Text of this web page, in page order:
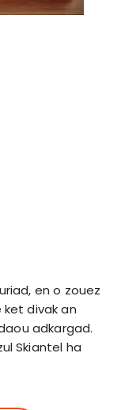
en o zouez
divak an
adkargad.
Skiantel ha